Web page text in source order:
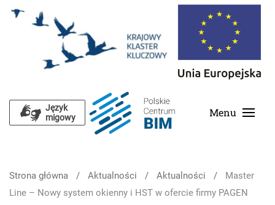
Skip to main content
Język
migowy
Menu
Strona główna Aktualności Aktualności
Master
Line – Nowy system okienny i HST w ofercie firmy PAGEN